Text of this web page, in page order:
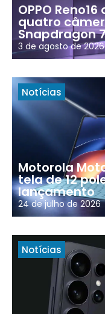
OPPO
quatro
Snapdragon
3 de agosto de 2026
Notícias
Motorola
tela de 12
lançamento
24 de julho de 2026
Notícias